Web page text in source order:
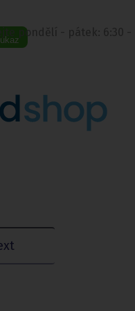
pondělí - pátek: 6:30 -